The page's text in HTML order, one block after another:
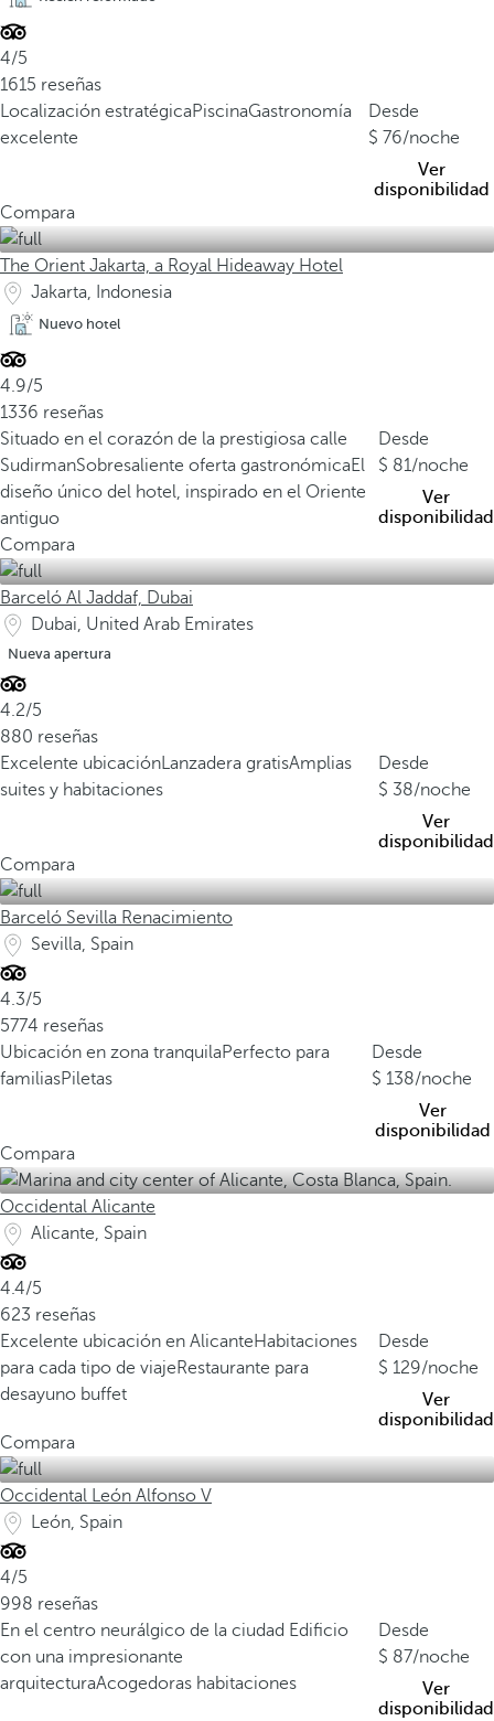
4/5
1615 reseñas
Localización estratégicaPiscinaGastronomía
excelente
Desde
76/noche
Ver
disponibilidad
Compara
The Orient Jakarta, a Royal Hideaway Hotel
Jakarta, Indonesia
Nuevo hotel
4.9/5
1336 reseñas
Situado en el corazón de la prestigiosa calle
SudirmanSobresaliente oferta gastronómicaEl
diseño único del hotel, inspirado en el Oriente
antiguo
Desde
81/noche
Ver
disponibilidad
Compara
Barceló Al Jaddaf, Dubai
Dubai, United Arab Emirates
Nueva apertura
4.2/5
880 reseñas
Excelente ubicaciónLanzadera gratisAmplias
suites y habitaciones
Desde
38/noche
Ver
disponibilidad
Compara
Barceló Sevilla Renacimiento
Sevilla, Spain
4.3/5
5774 reseñas
Ubicación en zona tranquilaPerfecto para
familiasPiletas
Desde
138/noche
Ver
disponibilidad
Compara
Occidental Alicante
Alicante, Spain
4.4/5
623 reseñas
Excelente ubicación en AlicanteHabitaciones
para cada tipo de viajeRestaurante para
desayuno buffet
Desde
129/noche
Ver
disponibilidad
Compara
Occidental León Alfonso V
León, Spain
4/5
998 reseñas
En el centro neurálgico de la ciudad Edificio
con una impresionante
arquitecturaAcogedoras habitaciones
Desde
87/noche
Ver
disponibilidad